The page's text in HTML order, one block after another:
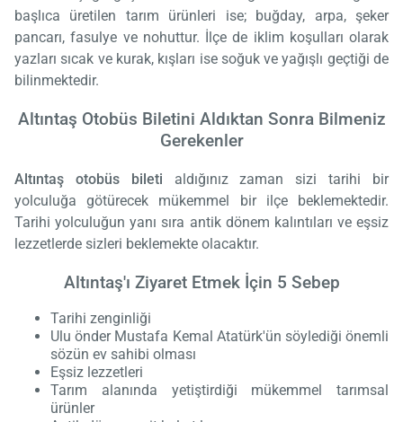
başlıca üretilen tarım ürünleri ise; buğday, arpa, şeker
pancarı, fasulye ve nohuttur. İlçe de iklim koşulları olarak
yazları sıcak ve kurak, kışları ise soğuk ve yağışlı geçtiği de
bilinmektedir.
Altıntaş Otobüs Biletini Aldıktan Sonra Bilmeniz
Gerekenler
Altıntaş otobüs bileti aldığınız zaman sizi tarihi bir
yolculuğa götürecek mükemmel bir ilçe beklemektedir.
Tarihi yolculuğun yanı sıra antik dönem kalıntıları ve eşsiz
lezzetlerde sizleri beklemekte olacaktır.
Altıntaş'ı Ziyaret Etmek İçin 5 Sebep
Tarihi zenginliği
Ulu önder Mustafa Kemal Atatürk'ün söylediği önemli
sözün ev sahibi olması
Eşsiz lezzetleri
Tarım alanında yetiştirdiği mükemmel tarımsal
ürünler